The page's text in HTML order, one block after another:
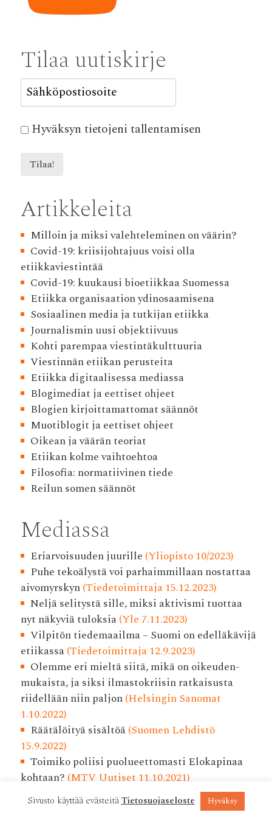
Tilaa uutiskirje
Hyväksyn tietojeni tallentamisen
Artikkeleita
Milloin ja miksi valehteleminen on väärin?
Covid-19: kriisijohtajuus voisi olla
etiikkaviestintää
Covid-19: kuukausi bioetiikkaa Suomessa
Etiikka organisaation ydinosaamisena
Sosiaalinen media ja tutkijan etiikka
Journalismin uusi objektiivuus
Kohti parempaa viestintäkulttuuria
Viestinnän etiikan perusteita
Etiikka digitaalisessa mediassa
Blogimediat ja eettiset ohjeet
Blogien kirjoittamattomat säännöt
Muotiblogit ja eettiset ohjeet
Oikean ja väärän teoriat
Etiikan kolme vaihtoehtoa
Filosofia: normatiivinen tiede
Reilun somen säännöt
Mediassa
Eriarvoisuuden juurille (Yliopisto 10/2023)
Puhe tekoälystä voi parhaimmillaan nostattaa
aivomyrskyn(Tiedetoimittaja 15.12.2023)
Neljä selitystä sille, miksi aktivismi tuottaa
nyt näkyviä tuloksia(Yle 7.11.2023)
Vilpitön tiedemaailma – Suomi on edelläkävijä
etiikassa(Tiedetoimittaja 12.9.2023)
Olemme eri mieltä siitä, mikä on oikeuden­
mukaista, ja siksi ilmasto­kriisin ratkaisusta
riidellään niin paljon(Helsingin Sanomat
1.10.2022)
Räätälöityä sisältöä(Suomen Lehdistö
15.9.2022)
Toimiko poliisi puolueettomasti Elokapinaa
kohtaan? (MTV Uutiset 11.10.2021)
Miksei Elokapina käytä tavanomaisia
edustuksellisen demokratian keinoja?(Helsingin
Sivusto käyttää evästeitäTietosuojaseloste Hyväksy